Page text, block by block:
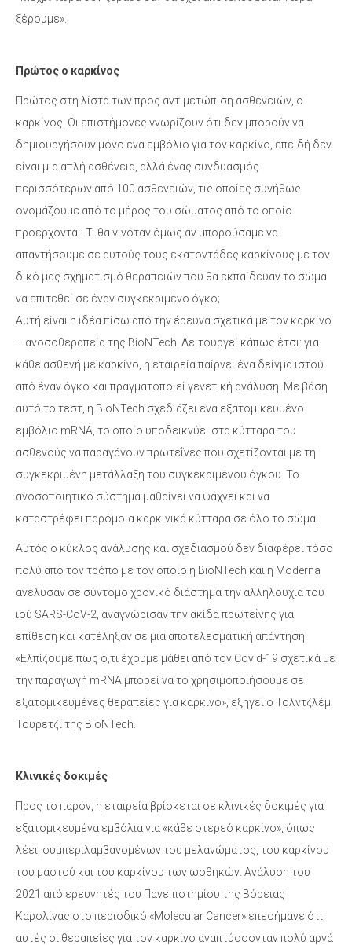
ξέρουμε».
Πρώτος ο καρκίνος
Πρώτος στη λίστα των προς αντιμετώπιση ασθενειών, ο
καρκίνος. Οι επιστήμονες γνωρίζουν ότι δεν μπορούν να
δημιουργήσουν μόνο ένα εμβόλιο για τον καρκίνο, επειδή δεν
είναι μια απλή ασθένεια, αλλά ένας συνδυασμός
περισσότερων από 100 ασθενειών, τις οποίες συνήθως
ονομάζουμε από το μέρος του σώματος από το οποίο
προέρχονται. Τι θα γινόταν όμως αν μπορούσαμε να
απαντήσουμε σε αυτούς τους εκατοντάδες καρκίνους με τον
δικό μας σχηματισμό θεραπειών που θα εκπαίδευαν το σώμα
να επιτεθεί σε έναν συγκεκριμένο όγκο;
Αυτή είναι η ιδέα πίσω από την έρευνα σχετικά με τον καρκίνο
– ανοσοθεραπεία της BioNTech. Λειτουργεί κάπως έτσι: για
κάθε ασθενή με καρκίνο, η εταιρεία παίρνει ένα δείγμα ιστού
από έναν όγκο και πραγματοποιεί γενετική ανάλυση. Με βάση
αυτό το τεστ, η BioNTech σχεδιάζει ένα εξατομικευμένο
εμβόλιο mRNA, το οποίο υποδεικνύει στα κύτταρα του
ασθενούς να παραγάγουν πρωτεΐνες που σχετίζονται με τη
συγκεκριμένη μετάλλαξη του συγκεκριμένου όγκου. Το
ανοσοποιητικό σύστημα μαθαίνει να ψάχνει και να
καταστρέφει παρόμοια καρκινικά κύτταρα σε όλο το σώμα.
Αυτός ο κύκλος ανάλυσης και σχεδιασμού δεν διαφέρει τόσο
πολύ από τον τρόπο με τον οποίο η BioNTech και η Moderna
ανέλυσαν σε σύντομο χρονικό διάστημα την αλληλουχία του
ιού SARS-CoV-2, αναγνώρισαν την ακίδα πρωτεΐνης για
επίθεση και κατέληξαν σε μια αποτελεσματική απάντηση.
«Ελπίζουμε πως ό,τι έχουμε μάθει από τον Covid-19 σχετικά με
την παραγωγή mRNA μπορεί να το χρησιμοποιήσουμε σε
εξατομικευμένες θεραπείες για καρκίνο», εξηγεί ο Τολντζλέμ
Τουρετζί της BioNTech.
Κλινικές δοκιμές
Προς το παρόν, η εταιρεία βρίσκεται σε κλινικές δοκιμές για
εξατομικευμένα εμβόλια για «κάθε στερεό καρκίνο», όπως
λέει, συμπεριλαμβανομένων του μελανώματος, του καρκίνου
του μαστού και του καρκίνου των ωοθηκών. Ανάλυση του
2021 από ερευνητές του Πανεπιστημίου της Βόρειας
Καρολίνας στο περιοδικό «Molecular Cancer» επεσήμανε ότι
αυτές οι θεραπείες για τον καρκίνο αναπτύσσονταν πολύ αργά